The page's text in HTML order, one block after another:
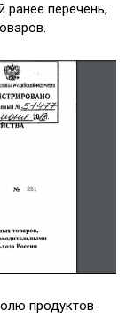
ранее перечень,
продуктов